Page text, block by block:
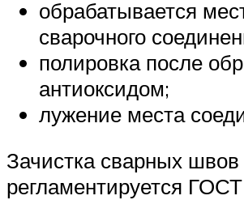
обрабатывается
сварочного
полировка после
антиоксидом;
лужение места
Зачистка сварных швов
регламентируется